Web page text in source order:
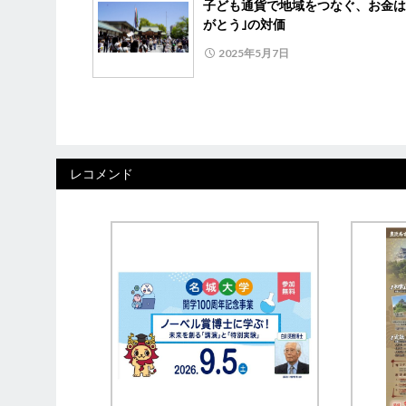
子ども通貨で地域をつなぐ、お金
がとう｣の対価
2025年5月7日
レコメンド